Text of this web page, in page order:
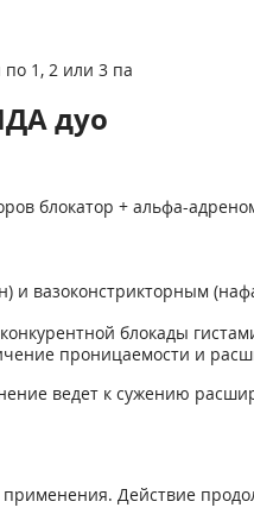
1, 2 или 3 па
дуо
блокатор + альфа-
вазоконстрикторным
блокады
проницаемости и
ведет к сужению
Действие